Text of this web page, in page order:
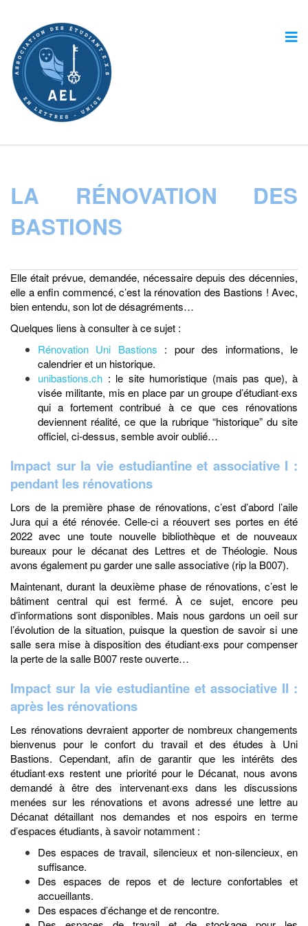
LA RÉNOVATION DES
BASTIONS
Elle était prévue, demandée, nécessaire depuis des décennies,
elle a enfin commencé, c’est la rénovation des Bastions ! Avec,
bien entendu, son lot de désagréments…
Quelques liens à consulter à ce sujet :
Rénovation Uni Bastions : pour des informations, le
calendrier et un historique.
unibastions.ch : le site humoristique (mais pas que), à
visée militante, mis en place par un groupe d’étudiant·exs
qui a fortement contribué à ce que ces rénovations
deviennent réalité, ce que la rubrique “historique” du site
officiel, ci-dessus, semble avoir oublié…
Impact sur la vie estudiantine et associative I :
pendant les rénovations
Lors de la première phase de rénovations, c’est d’abord l’aile
Jura qui a été rénovée. Celle-ci a réouvert ses portes en été
2022 avec une toute nouvelle bibliothèque et de nouveaux
bureaux pour le décanat des Lettres et de Théologie. Nous
avons également pu garder une salle associative (rip la B007).
Maintenant, durant la deuxième phase de rénovations, c’est le
bâtiment central qui est fermé. À ce sujet, encore peu
d’informations sont disponibles. Mais nous gardons un oeil sur
l’évolution de la situation, puisque la question de savoir si une
salle sera mise à disposition des étudiant·exs pour compenser
la perte de la salle B007 reste ouverte…
Impact sur la vie estudiantine et associative II :
après les rénovations
Les rénovations devraient apporter de nombreux changements
bienvenus pour le confort du travail et des études à Uni
Bastions. Cependant, afin de garantir que les intérêts des
étudiant·exs restent une priorité pour le Décanat, nous avons
demandé à être des intervenant·exs dans les discussions
menées sur les rénovations et avons adressé une lettre au
Décanat détaillant nos demandes et nos espoirs en terme
d’espaces étudiants, à savoir notamment :
Des espaces de travail, silencieux et non-silencieux, en
suffisance.
Des espaces de repos et de lecture confortables et
accueillants.
Des espaces d’échange et de rencontre.